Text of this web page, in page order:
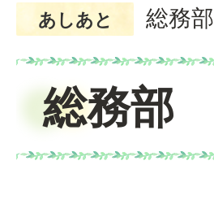
あしあと 総務部
総務部